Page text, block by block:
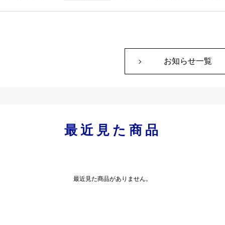
Edra Publishing社の英文書籍
研究支援エナゴ（enago）の
した
お知らせ一覧
最近見た商品
最近見た商品がありません。